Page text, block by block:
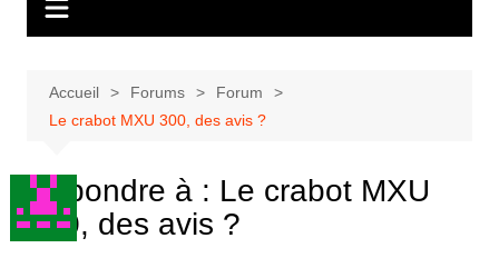
Accueil Forums
Forum
Le crabot MXU 300, des avis ?
Répondre à : Le crabot MXU
300, des avis ?